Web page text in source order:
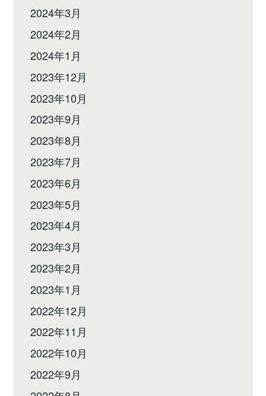
2024年3月
2024年2月
2024年1月
2023年12月
2023年10月
2023年9月
2023年8月
2023年7月
2023年6月
2023年5月
2023年4月
2023年3月
2023年2月
2023年1月
2022年12月
2022年11月
2022年10月
2022年9月